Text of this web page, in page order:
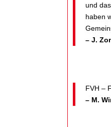
und
haben
– J.
FVH –
– M.